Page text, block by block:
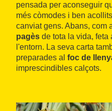
pensada per aconseguir
més còmodes i ben
canviat gens. Abans, com
pagès de tota la vida, feta
l'entorn. La seva carta
preparades al foc de
imprescindibles calçots.